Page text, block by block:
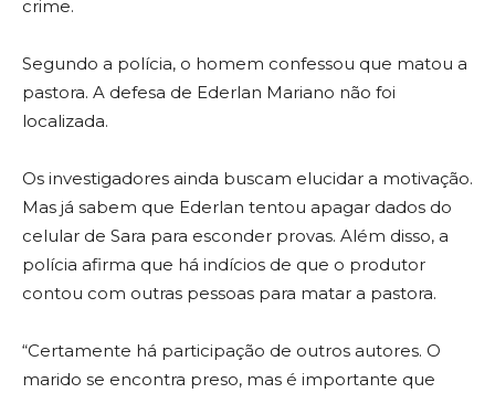
crime.
Segundo a polícia, o homem confessou que matou a
pastora. A defesa de Ederlan Mariano não foi
localizada.
Os investigadores ainda buscam elucidar a motivação.
Mas já sabem que Ederlan tentou apagar dados do
celular de Sara para esconder provas. Além disso, a
polícia afirma que há indícios de que o produtor
contou com outras pessoas para matar a pastora.
“Certamente há participação de outros autores. O
marido se encontra preso, mas é importante que